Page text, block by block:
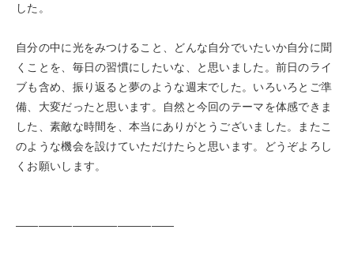
した。
自分の中に光をみつけること、どんな自分でいたいか自分に聞
くことを、毎日の習慣にしたいな、と思いました。前日のライ
ブも含め、振り返ると夢のような週末でした。いろいろとご準
備、大変だったと思います。自然と今回のテーマを体感できま
した、素敵な時間を、本当にありがとうございました。またこ
のような機会を設けていただけたらと思います。どうぞよろし
くお願いします。
——————————————